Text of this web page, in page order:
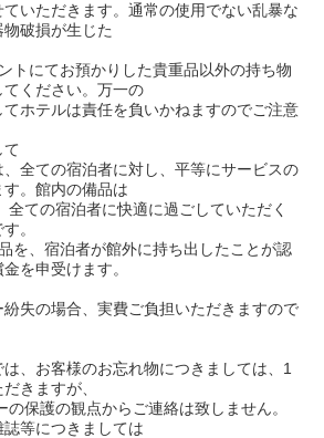
ただきます。通常の使用でない乱暴な
破損が生じた
トにてお預かりした貴重品以外の持ち物
ください。万一の
テルは責任を負いかねますのでご注意
て
全ての宿泊者に対し、平等にサービスの
。館内の備品は
宿泊者に快適に過ごしていただく
。
を、宿泊者が館外に持ち出したことが認
を申受けます。
失の場合、実費ご負担いただきますので
、お客様のお忘れ物につきましては、1
きますが、
の観点からご連絡は致しません。
等につきましては